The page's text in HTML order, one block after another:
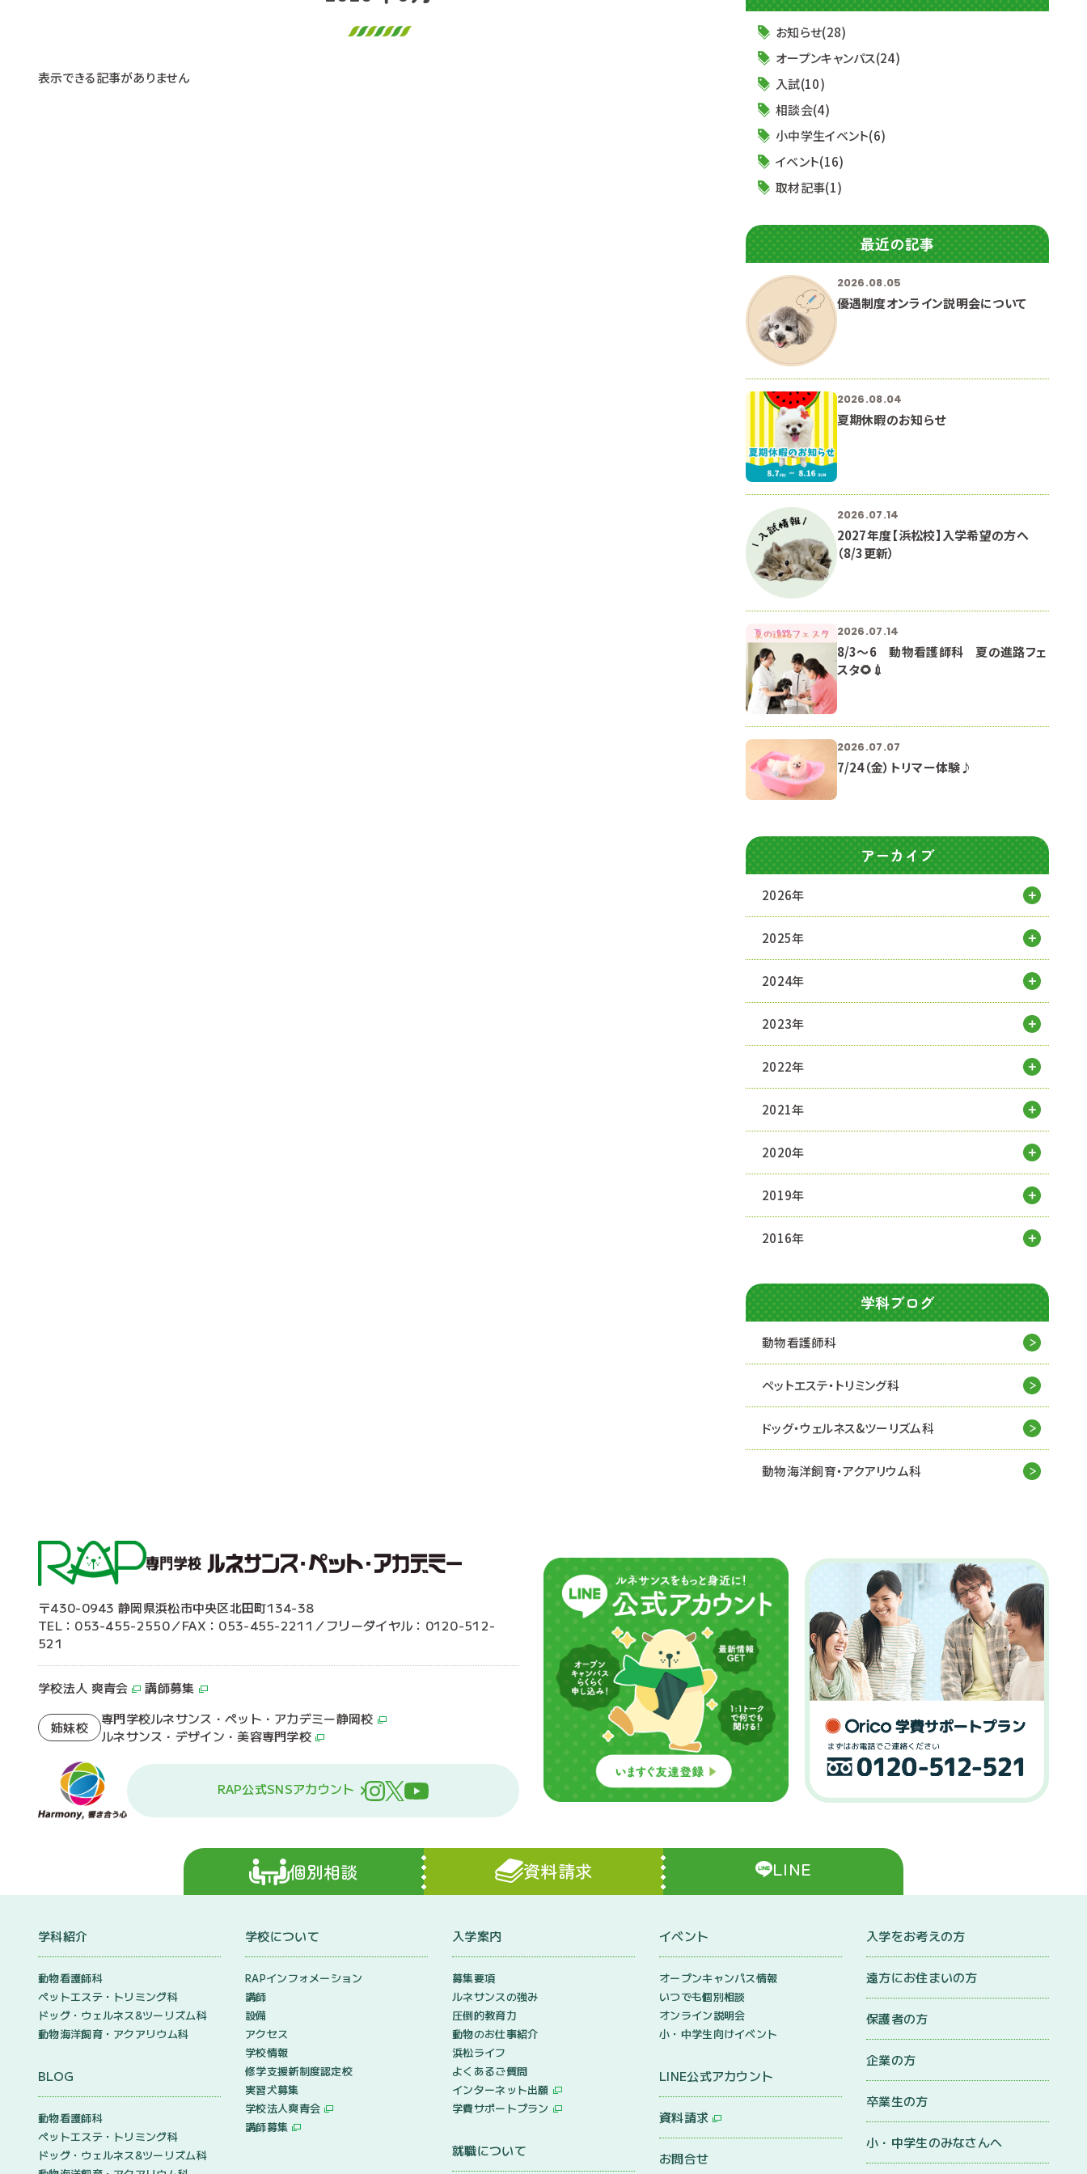
表示できる記事がありません
お知らせ(28)
オープンキャンパス(24)
入試(10)
相談会(4)
小中学生イベント(6)
イベント(16)
取材記事(1)
最近の記事
2026.08.05
優遇制度オンライン説明会について
2026.08.04
夏期休暇のお知らせ
2026.07.14
2027年度【浜松校】入学希望の方へ
（8/3更新）
2026.07.14
8/3～6 動物看護師科 夏の進路フェ
スタ🌻💉
2026.07.07
7/24（金）トリマー体験♪
アーカイブ
2026年
2025年
2024年
2023年
2022年
2021年
2020年
2019年
2016年
学科ブログ
動物看護師科
ペットエステ・トリミング科
ドッグ・ウェルネス&ツーリズム科
動物海洋飼育・アクアリウム科
〒430-0943 静岡県浜松市中央区北田町134-38
TEL：053-455-2550／FAX：053-455-2211／フリーダイヤル：0120-512-
521
学校法人 爽青会 講師募集
姉妹校
専門学校ルネサンス・ペット・アカデミー静岡校
ルネサンス・デザイン・美容専門学校
RAP公式SNSアカウント
個別相談 資料請求 LINE
学科紹介
動物看護師科
ペットエステ・トリミング科
ドッグ・ウェルネス&ツーリズム科
動物海洋飼育・アクアリウム科
BLOG
動物看護師科
ペットエステ・トリミング科
ドッグ・ウェルネス&ツーリズム科
学校について
RAPインフォメーション
講師
設備
アクセス
学校情報
修学支援新制度認定校
実習犬募集
学校法人爽青会
講師募集
入学案内
募集要項
ルネサンスの強み
圧倒的教育力
動物のお仕事紹介
浜松ライフ
よくあるご質問
インターネット出願
学費サポートプラン
就職について
イベント
オープンキャンパス情報
いつでも個別相談
オンライン説明会
小・中学生向けイベント
LINE公式アカウント
資料請求
お問合せ
入学をお考えの方
遠方にお住まいの方
保護者の方
企業の方
卒業生の方
小・中学生のみなさんへ